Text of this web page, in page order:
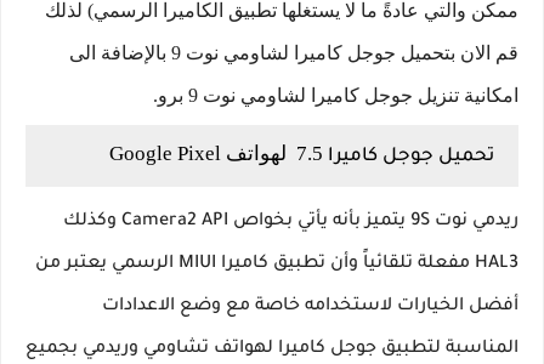
ممكن والتي عادةً ما لا يستغلها تطبيق الكاميرا الرسمي) لذلك
قم الان بتحميل جوجل كاميرا لشاومي نوت 9 بالإضافة الى
امكانية تنزيل جوجل كاميرا لشاومي نوت 9 برو.
تحميل جوجل كاميرا 7.5 لهواتف Google Pixel
ريدمي نوت 9S يتميز بأنه يأتي بخواص Camera2 API وكذلك
HAL3 مفعلة تلقائياً وأن تطبيق كاميرا MIUI الرسمي يعتبر من
أفضل الخيارات لاستخدامه خاصة مع وضع الاعدادات
المناسبة لتطبيق جوجل كاميرا لهواتف تشاومي وريدمي بجميع